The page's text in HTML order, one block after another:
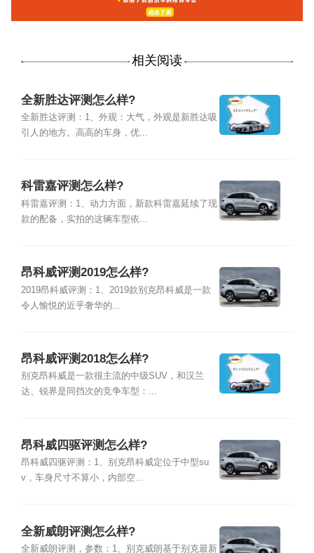
相关阅读
全新胜达评测怎么样?
全新胜达评测：1、外观：大气，外观是新胜达吸
引人的地方。高高的车身，优...
科雷嘉评测怎么样?
科雷嘉评测：1、动力方面，新款科雷嘉延续了现
款的配备，实拍的这辆车型依...
昂科威评测2019怎么样?
2019昂科威评测：1、2019款别克昂科威是一款
令人愉悦的近乎奢华的...
昂科威评测2018怎么样?
别克昂科威是一款很主流的中级SUV，和汉兰
达、锐界是同挡次的竞争车型：...
昂科威四驱评测怎么样?
昂科威四驱评测：1、别克昂科威定位于中型su
v，车身尺寸不算小，内部空...
全新威朗评测怎么样?
全新威朗评测，参数：1、别克威朗基于别克最新